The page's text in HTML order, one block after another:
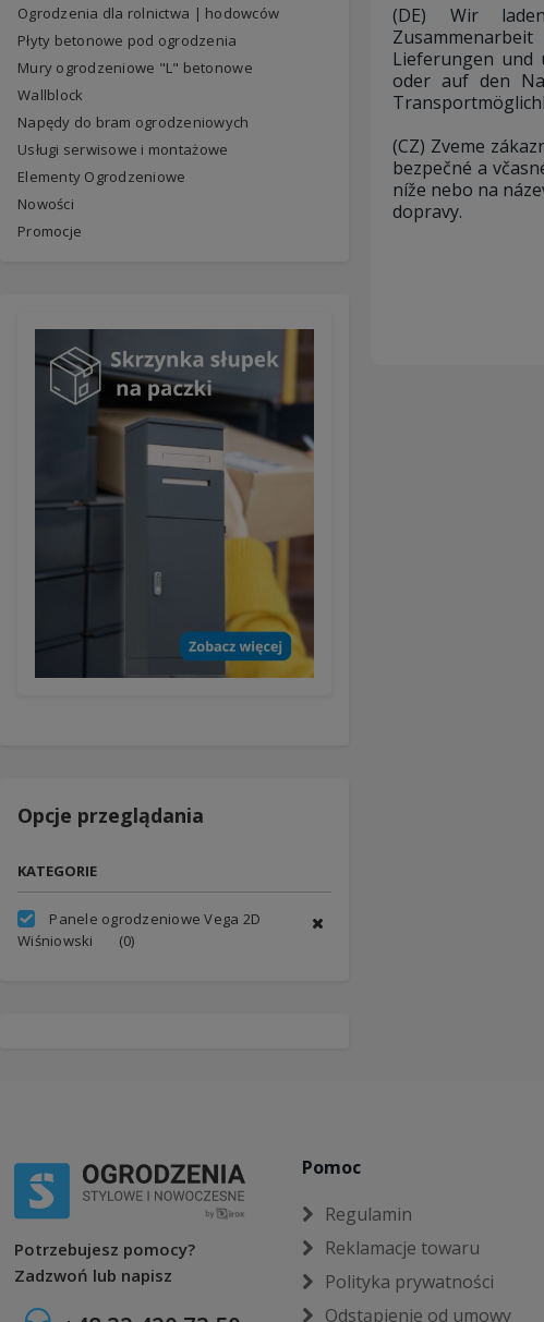
Ogrodzenia dla rolnictwa | hodowców
Płyty betonowe pod ogrodzenia
Mury ogrodzeniowe "L" betonowe
Wallblock
Napędy do bram ogrodzeniowych
Usługi serwisowe i montażowe
Elementy Ogrodzeniowe
Nowości
Promocje
Opcje przeglądania
KATEGORIE
Panele ogrodzeniowe Vega 2D
Wiśniowski
(0)
(DE) Wir
Lieferungen und
oder auf den
(CZ) Zveme
bezpečné a
níže nebo na
dopravy.
Potrzebujesz pomocy?
Zadzwoń lub napisz
Pomoc
Regulamin
Reklamacje towaru
Polityka prywatności
Odstąpienie od umowy